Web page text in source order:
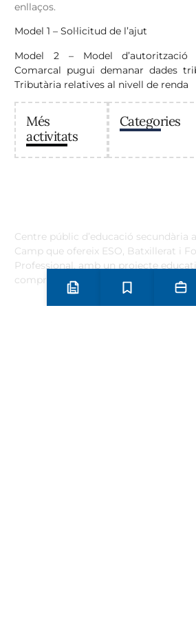
enllaços.
Model 1 – Sol·licitud de l’ajut
Model 2 – Model d’autorització
Comarcal pugui demanar dades
Tributària relatives al nivell de renda
Més
activitats
Categories
Centre públic d’educació secundària
Camp que ofereix ESO, Batxillerat i
Professional, amb un projecte
compromís amb el territori.
ContactaPreinscripció i matrícula
Estudis